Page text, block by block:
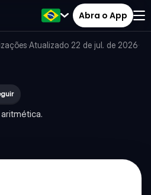
Abra o App
·Atualizado 22 de jul. de 2026·